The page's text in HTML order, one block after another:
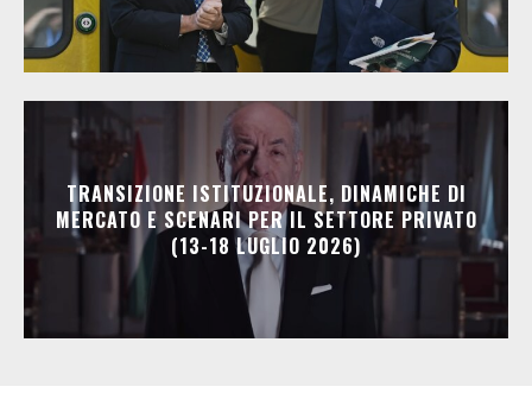
TRANSIZIONE ISTITUZIONALE, DINAMICHE DI
MERCATO E SCENARI PER IL SETTORE PRIVATO
(13-18 LUGLIO 2026)